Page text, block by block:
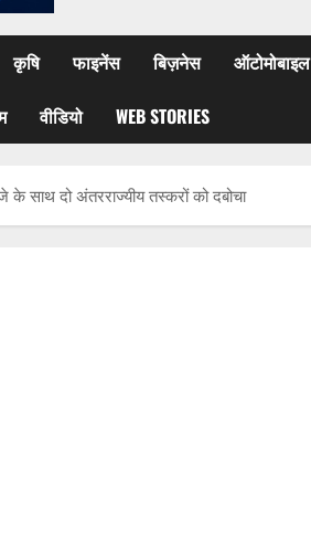
कृषि फाइनेंस बिज़नेस ऑटोमोबाइल
वीडियो WEB STORIES
दो अंतरराज्यीय तस्करों को दबोचा